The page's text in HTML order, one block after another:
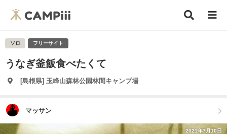
ソロ フリーサイト
うなぎ釜飯食べたくて
[島根県] 玉峰山森林公園林間キャンプ場
マッサン
2021年7月10日